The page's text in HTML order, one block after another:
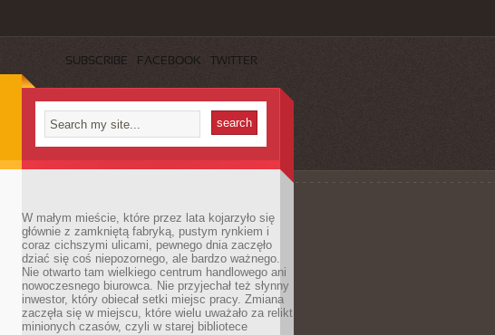
SUBSCRIBE FACEBOOK TWITTER
W małym mieście, które przez lata kojarzyło się
głównie z zamkniętą fabryką, pustym rynkiem i
coraz cichszymi ulicami, pewnego dnia zaczęło
dziać się coś niepozornego, ale bardzo ważnego.
Nie otwarto tam wielkiego centrum handlowego ani
nowoczesnego biurowca. Nie przyjechał też słynny
inwestor, który obiecał setki miejsc pracy. Zmiana
zaczęła się w miejscu, które wielu uważało za relikt
minionych czasów, czyli w starej bibliotece